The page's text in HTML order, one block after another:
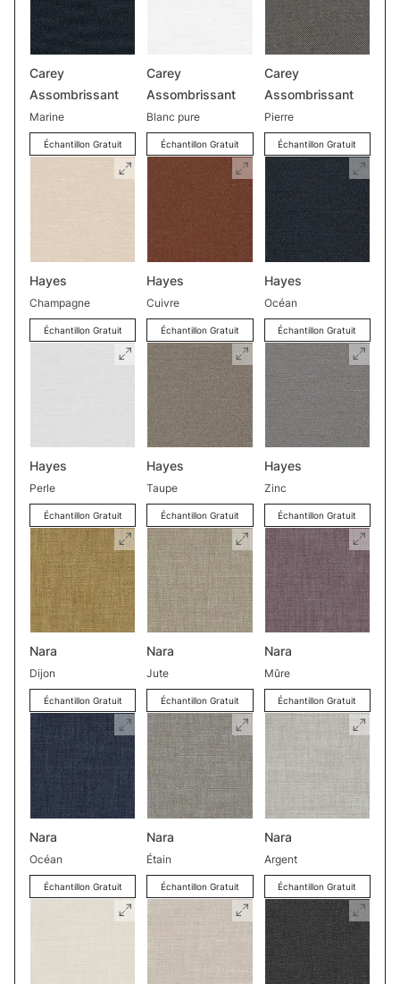
Carey
Assombrissant
Marine
Échantillon Gratuit
Carey
Assombrissant
Blanc pure
Échantillon Gratuit
Carey
Assombrissant
Pierre
Échantillon Gratuit
Hayes
Champagne
Échantillon Gratuit
Hayes
Cuivre
Échantillon Gratuit
Hayes
Océan
Échantillon Gratuit
Hayes
Perle
Échantillon Gratuit
Hayes
Taupe
Échantillon Gratuit
Hayes
Zinc
Échantillon Gratuit
Nara
Dijon
Échantillon Gratuit
Nara
Jute
Échantillon Gratuit
Nara
Mûre
Échantillon Gratuit
Nara
Océan
Échantillon Gratuit
Nara
Étain
Échantillon Gratuit
Nara
Argent
Échantillon Gratuit